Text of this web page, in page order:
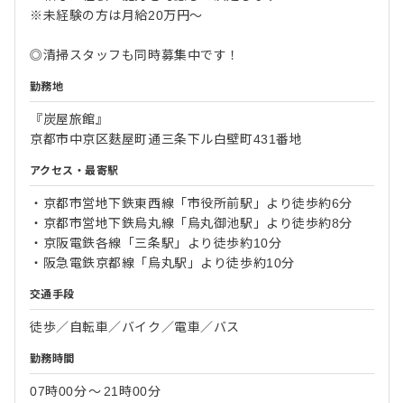
※未経験の方は月給20万円～
◎清掃スタッフも同時募集中です！
勤務地
『炭屋旅館』
京都市中京区麩屋町通三条下ル白壁町431番地
アクセス・最寄駅
・京都市営地下鉄東西線「市役所前駅」より徒歩約6分
・京都市営地下鉄烏丸線「烏丸御池駅」より徒歩約8分
・京阪電鉄各線「三条駅」より徒歩約10分
・阪急電鉄京都線「烏丸駅」より徒歩約10分
交通手段
徒歩／自転車／バイク／電車／バス
勤務時間
07時00分〜 21時00分